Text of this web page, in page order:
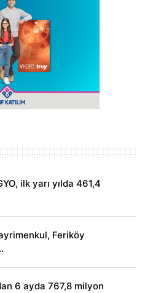
ilk yarı yılda 461,4
Feriköy
6 ayda 767,8 milyon